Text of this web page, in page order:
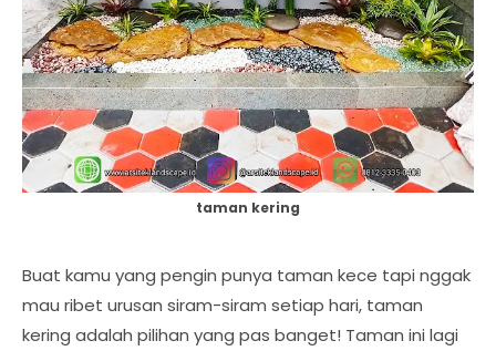
taman kering
Buat kamu yang pengin punya taman kece tapi nggak
mau ribet urusan siram-siram setiap hari, taman
kering adalah pilihan yang pas banget! Taman ini lagi